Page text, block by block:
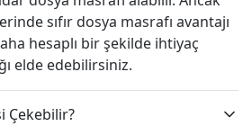
sıfır dosya masrafı avantajı
hesaplı bir şekilde ihtiyaç
elde edebilirsiniz.
Çekebilir?